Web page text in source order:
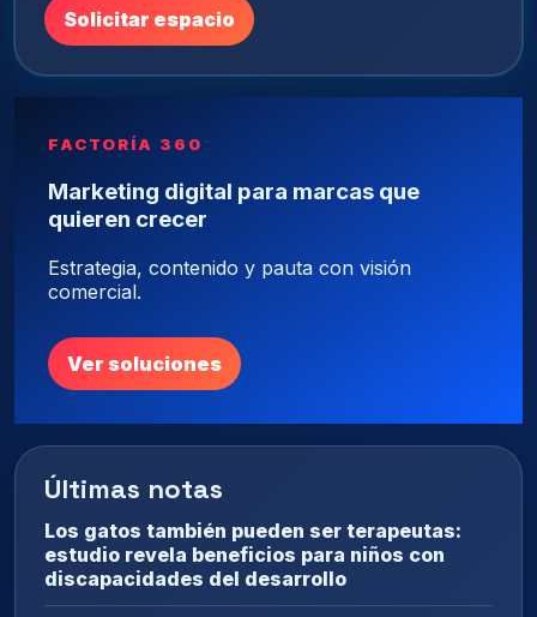
Solicitar espacio
FACTORÍA 360
Marketing digital para marcas que
quieren crecer
Estrategia, contenido y pauta con visión
comercial.
Ver soluciones
Últimas notas
Los gatos también pueden ser terapeutas:
estudio revela beneficios para niños con
discapacidades del desarrollo